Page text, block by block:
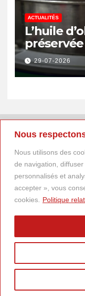
Nous
Nous utilisons des
de navigation,
personnalisés et
accepter », vous
cookies.
Politique
ACTUALITÉS
L’huile
surtaxes
Donald
29-07-2026